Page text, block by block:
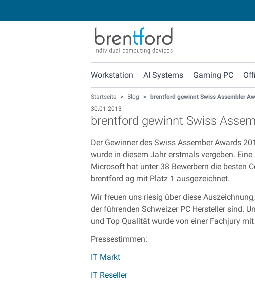
Workstation AI Systems Gaming PC
Startseite > Blog >
brentford gewinnt Swiss Assembler
30.01.2013
brentford gewinnt Swiss
Der Gewinner des Swiss Assember Awards
wurde in diesem Jahr erstmals vergeben.
Microsoft hat unter 38 Bewerbern die besten
brentford ag mit Platz 1 ausgezeichnet.
Wir freuen uns riesig über diese
der führenden Schweizer PC Hersteller sind.
und Top Qualität wurde von einer Fachjury
Pressestimmen:
IT Markt
IT Reseller